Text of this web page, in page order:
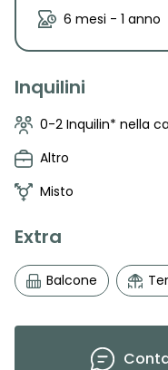
6 mesi - 1 anno
Inquilini
0-2 Inquilin* nella
Altro
Misto
Extra
Balcone